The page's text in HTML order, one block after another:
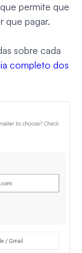
permite que
que pagar.
sobre cada
completo dos